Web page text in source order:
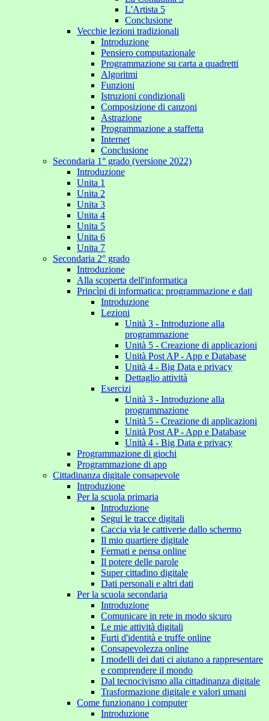
L'Artista 5
Conclusione
Vecchie lezioni tradizionali
Introduzione
Pensiero computazionale
Programmazione su carta a quadretti
Algoritmi
Funzioni
Istruzioni condizionali
Composizione di canzoni
Astrazione
Programmazione a staffetta
Internet
Conclusione
Secondaria 1° grado (versione 2022)
Introduzione
Unita 1
Unita 2
Unita 3
Unita 4
Unita 5
Unita 6
Unita 7
Secondaria 2° grado
Introduzione
Alla scoperta dell'informatica
Princìpi di informatica: programmazione e dati
Introduzione
Lezioni
Unità 3 - Introduzione alla
programmazione
Unità 5 - Creazione di applicazioni
Unità Post AP - App e Database
Unità 4 - Big Data e privacy
Dettaglio attività
Esercizi
Unità 3 - Introduzione alla
programmazione
Unità 5 - Creazione di applicazioni
Unità Post AP - App e Database
Unità 4 - Big Data e privacy
Programmazione di giochi
Programmazione di app
Cittadinanza digitale consapevole
Introduzione
Per la scuola primaria
Introduzione
Segui le tracce digitali
Caccia via le cattiverie dallo schermo
Il mio quartiere digitale
Fermati e pensa online
Il potere delle parole
Super cittadino digitale
Dati personali e altri dati
Per la scuola secondaria
Introduzione
Comunicare in rete in modo sicuro
Le mie attività digitali
Furti d'identità e truffe online
Consapevolezza online
I modelli dei dati ci aiutano a rappresentare
e comprendere il mondo
Dal tecnocivismo alla cittadinanza digitale
Trasformazione digitale e valori umani
Come funzionano i computer
Introduzione